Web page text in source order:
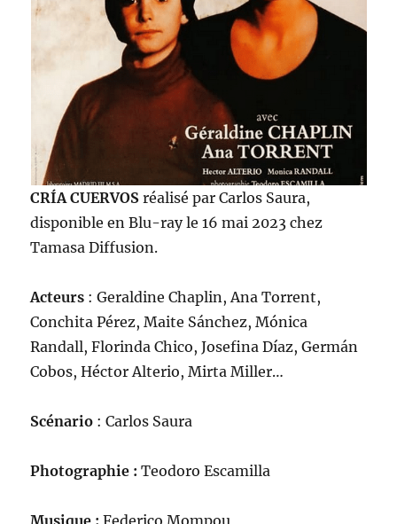
CRÍA CUERVOSréalisé par Carlos Saura,
disponible en Blu-ray le 16 mai 2023 chez
Tamasa Diffusion.
Acteurs : Geraldine Chaplin, Ana Torrent,
Conchita Pérez, Maite Sánchez, Mónica
Randall, Florinda Chico, Josefina Díaz, Germán
Cobos, Héctor Alterio, Mirta Miller…
Scénario : Carlos Saura
Photographie : Teodoro Escamilla
Musique :Federico Mompou